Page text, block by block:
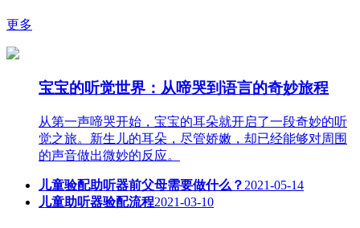
更多
宝宝的听觉世界：从啼哭到语言的奇妙旅程
从第一声啼哭开始，宝宝的耳朵就开启了一段奇妙的听
觉之旅。新生儿的耳朵，尽管娇嫩，却已经能够对周围
的声音做出微妙的反应。
儿童验配助听器前父母需要做什么？ 2021-05-14
儿童助听器验配流程2021-03-10